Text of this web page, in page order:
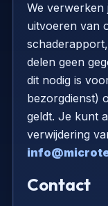
We verwerken
uitvoeren van
delen geen
dit nodig is
bezorgdienst)
geldt. Je kunt
verwijdering
Contact